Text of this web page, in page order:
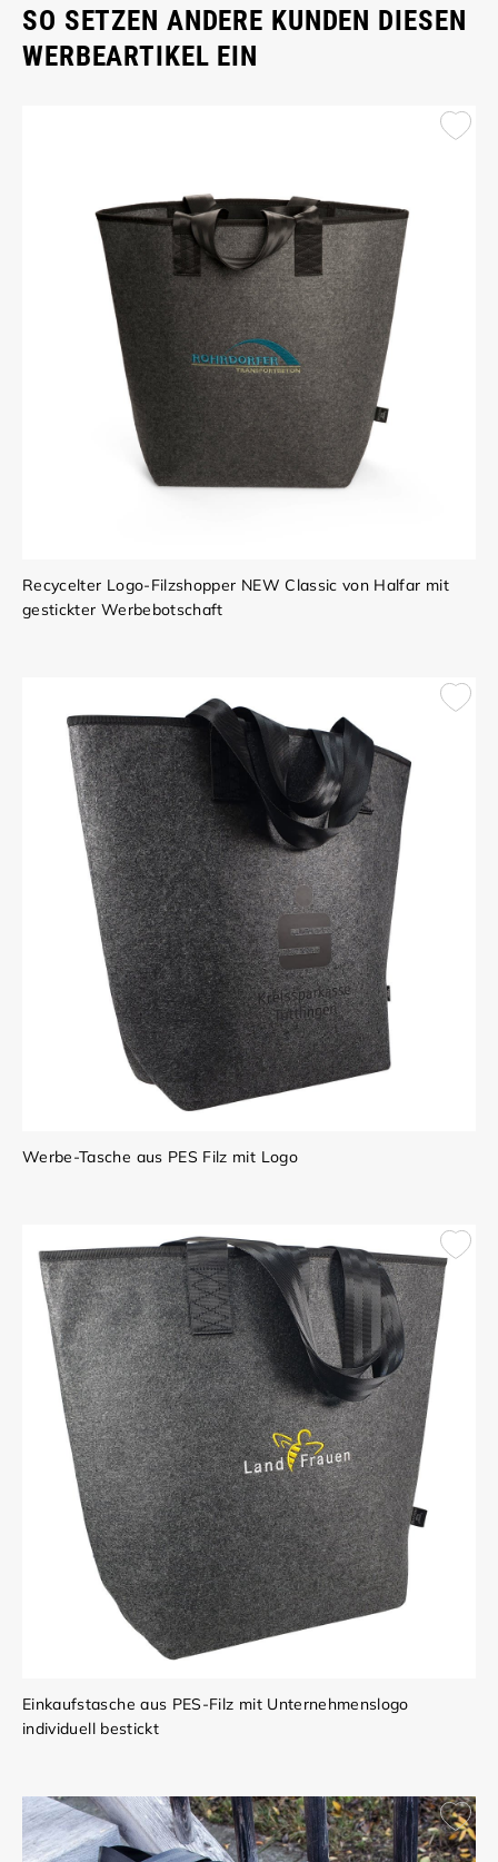
SO SETZEN ANDERE KUNDEN DIESEN
WERBEARTIKEL EIN
Recycelter Logo-Filzshopper NEW Classic von Halfar mit
gestickter Werbebotschaft
Werbe-Tasche aus PES Filz mit Logo
Einkaufstasche aus PES-Filz mit Unternehmenslogo
individuell bestickt